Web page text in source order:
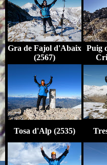
Gra de Fajol d'Abaix
(2567)
Puig
Tosa d'Alp (2535)